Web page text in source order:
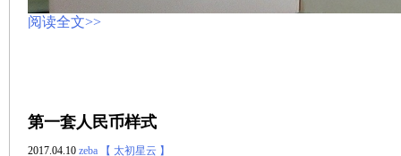
阅读全文>>
第一套人民币样式
2017.04.10 zeba 【 太初星云 】